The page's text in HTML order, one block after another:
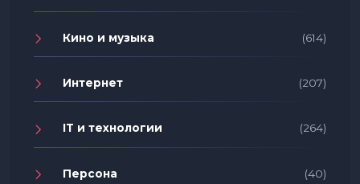
Кино и музыка (614)
Интернет (207)
IT и технологии (264)
Персона (40)